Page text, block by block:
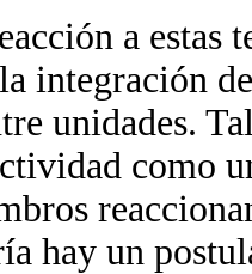
a estas
integración
unidades.
como
hay un